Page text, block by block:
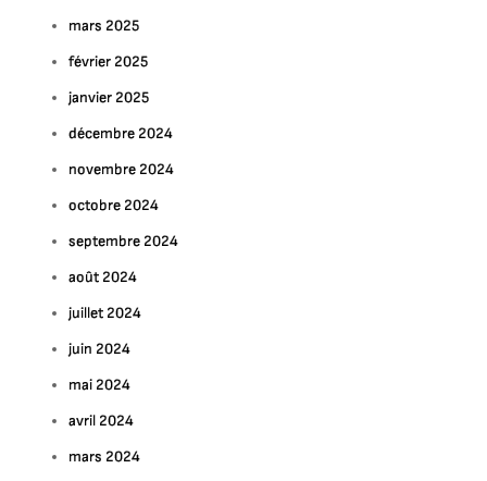
mars 2025
février 2025
janvier 2025
décembre 2024
novembre 2024
octobre 2024
septembre 2024
août 2024
juillet 2024
juin 2024
mai 2024
avril 2024
mars 2024